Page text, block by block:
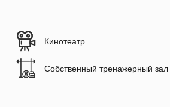
Кинотеатр
Собственный тренажерный зал